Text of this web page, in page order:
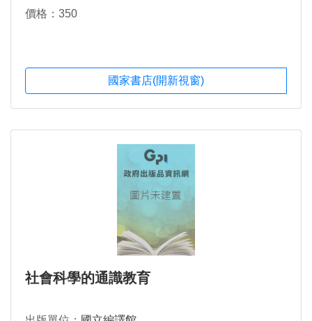
價格：350
國家書店(開新視窗)
社會科學的通識教育